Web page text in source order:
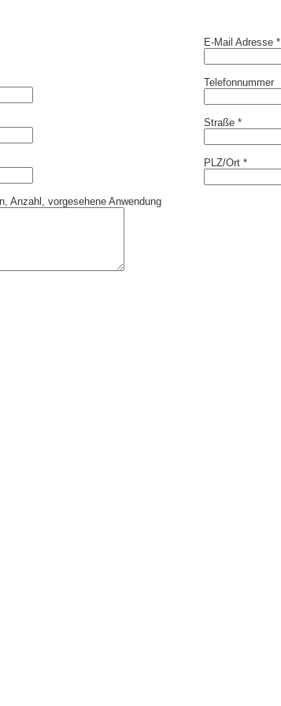
Anzahl, vorgesehene Anwendung
E-Mail Adresse *
Telefonnummer
Straße *
PLZ/Ort *